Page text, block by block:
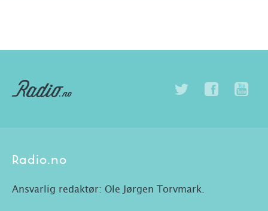
Radio.no
Ansvarlig redaktør: Ole Jørgen Torvmark.